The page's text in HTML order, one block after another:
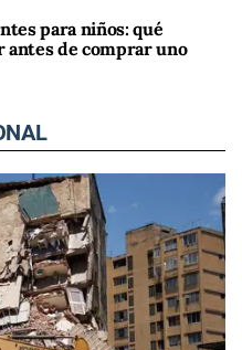
para niños: qué
de comprar uno